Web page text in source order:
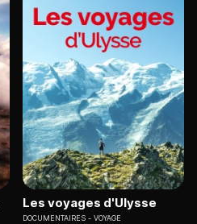
Les voyages d'Ulysse
DOCUMENTAIRES VOYAGE